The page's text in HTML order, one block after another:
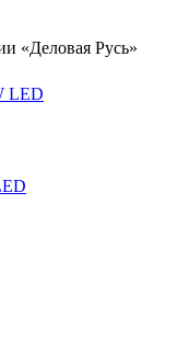
«Деловая Русь»